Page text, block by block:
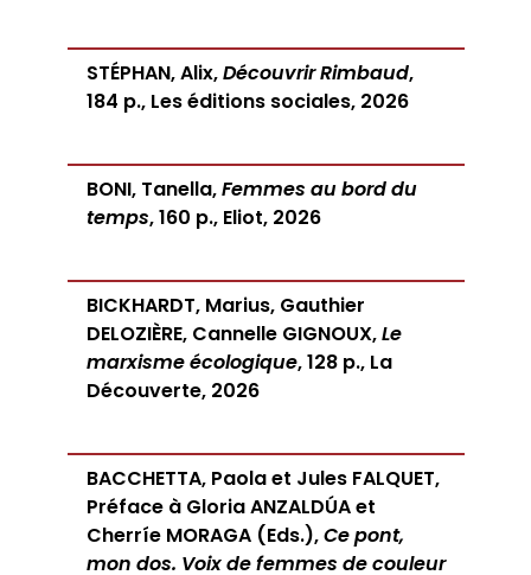
STÉPHAN, Alix,Découvrir Rimbaud,
184 p., Les éditions sociales, 2026
BONI, Tanella,Femmes au bord du
temps, 160 p., Eliot, 2026
BICKHARDT, Marius, Gauthier
DELOZIÈRE, Cannelle GIGNOUX,Le
marxisme écologique, 128 p., La
Découverte, 2026
BACCHETTA, Paola et Jules FALQUET,
Préface à Gloria ANZALDÚA et
Cherríe MORAGA (Eds.),Ce pont,
mon dos. Voix de femmes de couleur